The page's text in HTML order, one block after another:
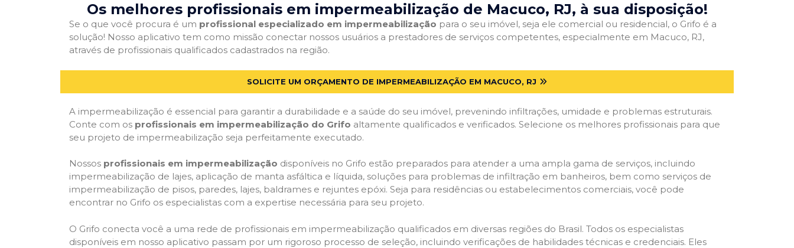
Os melhores profissionais em impermeabilização de Macuco, RJ, à sua disposição!
Se o que você procura é um profissional especializado em impermeabilização para o seu imóvel, seja ele comercial ou residencial, o Grifo é a
solução! Nosso aplicativo tem como missão conectar nossos usuários a prestadores de serviços competentes, especialmente em Macuco, RJ,
através de profissionais qualificados cadastrados na região.
SOLICITE UM ORÇAMENTO DE IMPERMEABILIZAÇÃO EM MACUCO, RJ
A impermeabilização é essencial para garantir a durabilidade e a saúde do seu imóvel, prevenindo infiltrações, umidade e problemas estruturais.
Conte com os profissionais em impermeabilização do Grifo altamente qualificados e verificados. Selecione os melhores profissionais para que
seu projeto de impermeabilização seja perfeitamente executado.
Nossos profissionais em impermeabilização disponíveis no Grifo estão preparados para atender a uma ampla gama de serviços, incluindo
impermeabilização de lajes, aplicação de manta asfáltica e líquida, soluções para problemas de infiltração em banheiros, bem como serviços de
impermeabilização de pisos, paredes, lajes, baldrames e rejuntes epóxi. Seja para residências ou estabelecimentos comerciais, você pode
encontrar no Grifo os especialistas com a expertise necessária para seu projeto.
O Grifo conecta você a uma rede de profissionais em impermeabilização qualificados em diversas regiões do Brasil. Todos os especialistas
disponíveis em nosso aplicativo passam por um rigoroso processo de seleção, incluindo verificações de habilidades técnicas e credenciais. Eles